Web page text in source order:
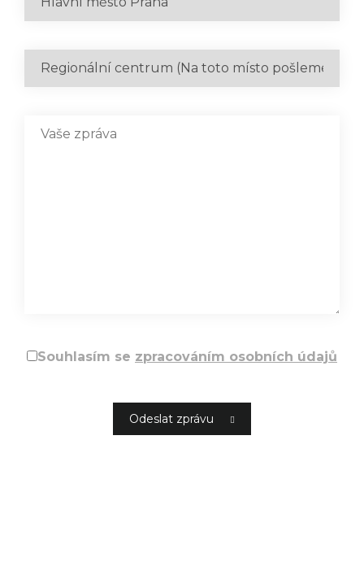
Souhlasím se zpracováním osobních údajů
Odeslat zprávu